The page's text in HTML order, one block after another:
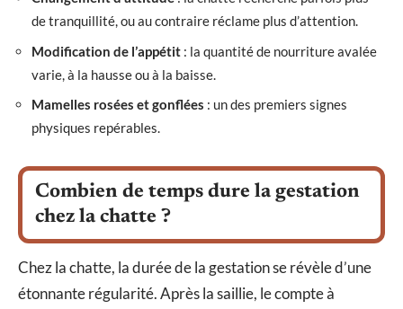
de tranquillité, ou au contraire réclame plus d’attention.
Modification de l’appétit : la quantité de nourriture avalée
varie, à la hausse ou à la baisse.
Mamelles rosées et gonflées : un des premiers signes
physiques repérables.
Combien de temps dure la gestation
chez la chatte ?
Chez la chatte, la durée de la gestation se révèle d’une
étonnante régularité. Après la saillie, le compte à